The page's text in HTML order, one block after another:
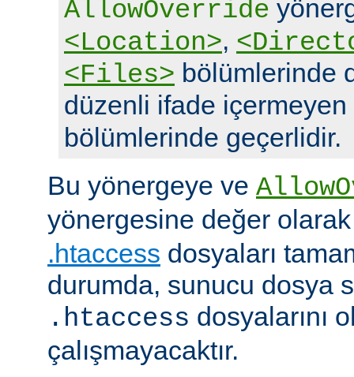
AllowOverride
<Location>,
<Files> bölümlerinde
düzenli ifade içermeyen
bölümlerinde geçerlidir.
Bu yönergeye ve
yönergesine değer
.htaccess dosyaları
durumda, sunucu dosya
.htaccess dosyalarını
çalışmayacaktır.